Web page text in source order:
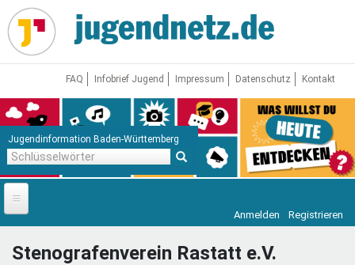
Direkt
zum
Inhalt
FAQ Infobrief Jugend Impressum Datenschutz Kontakt
Jugendinformation Baden-Württemberg
Startseite
News
Anmelden Registrieren
Stenografenverein Rastatt e.V.